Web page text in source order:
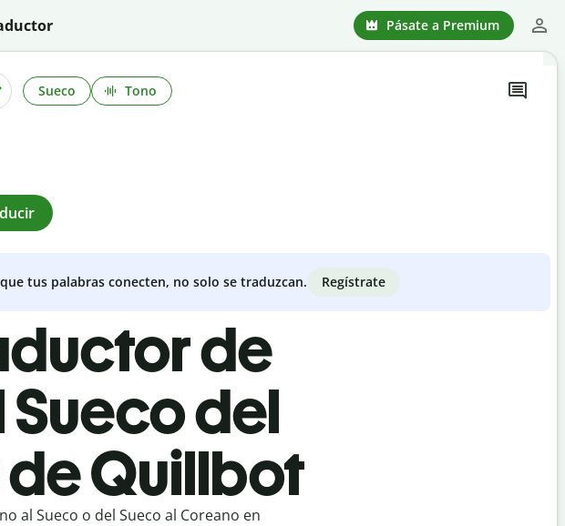
Pásate a Premium
Sueco Tono
tus palabras conecten, no solo se traduzcan. Regístrate
de
del
Quillbot
al Sueco o del Sueco al Coreano en